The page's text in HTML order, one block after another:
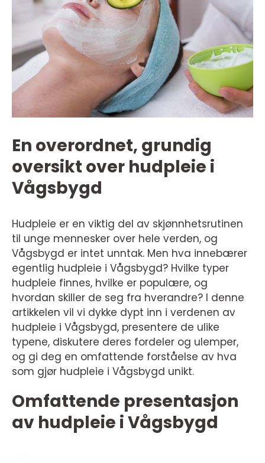
En overordnet, grundig
oversikt over hudpleie i
Vågsbygd
Hudpleie er en viktig del av skjønnhetsrutinen
til unge mennesker over hele verden, og
Vågsbygd er intet unntak. Men hva innebærer
egentlig hudpleie i Vågsbygd? Hvilke typer
hudpleie finnes, hvilke er populære, og
hvordan skiller de seg fra hverandre? I denne
artikkelen vil vi dykke dypt inn i verdenen av
hudpleie i Vågsbygd, presentere de ulike
typene, diskutere deres fordeler og ulemper,
og gi deg en omfattende forståelse av hva
som gjør hudpleie i Vågsbygd unikt.
Omfattende presentasjon
av hudpleie i Vågsbygd